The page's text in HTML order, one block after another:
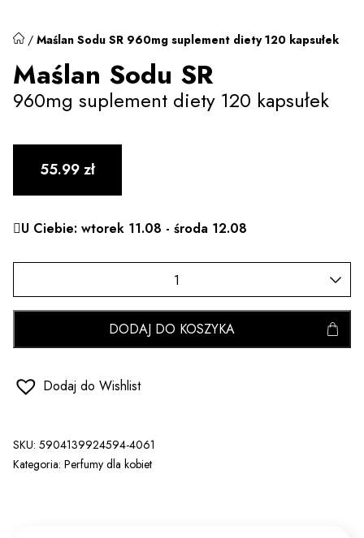
/ Maślan Sodu SR 960mg suplement diety 120 kapsułek
Maślan Sodu SR
960mg suplement diety 120 kapsułek
55.99zł
U Ciebie: wtorek 11.08 - środa 12.08
DODAJ DO KOSZYKA
Dodaj do Wishlist
SKU: 5904139924594-4061
Kategoria: Perfumy dla kobiet